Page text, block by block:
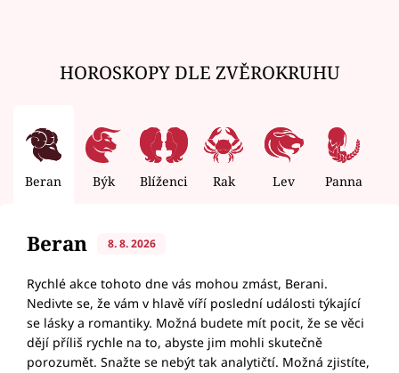
HOROSKOPY DLE ZVĚROKRUHU
Beran Býk Blíženci Rak Lev Panna
Beran 8. 8. 2026
Rychlé akce tohoto dne vás mohou zmást, Berani.
Nedivte se, že vám v hlavě víří poslední události týkající
se lásky a romantiky. Možná budete mít pocit, že se věci
dějí příliš rychle na to, abyste jim mohli skutečně
porozumět. Snažte se nebýt tak analytičtí. Možná zjistíte,